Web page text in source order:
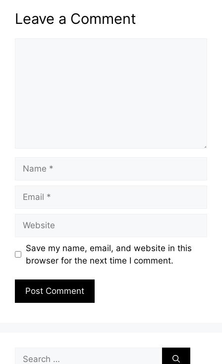
Leave a Comment
Save my name, email, and website in this
browser for the next time I comment.
Search